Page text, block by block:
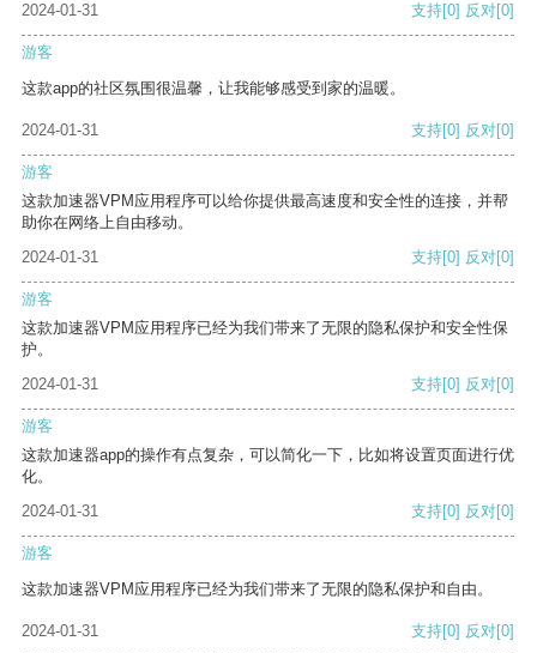
2024-01-31 支持[0] 反对[0]
游客
这款app的社区氛围很温馨，让我能够感受到家的温暖。
2024-01-31 支持[0] 反对[0]
游客
这款加速器VPM应用程序可以给你提供最高速度和安全性的连接，并帮
助你在网络上自由移动。
2024-01-31
支持[0] 反对[0]
游客
这款加速器VPM应用程序已经为我们带来了无限的隐私保护和安全性保
护。
2024-01-31
支持[0] 反对[0]
游客
这款加速器app的操作有点复杂，可以简化一下，比如将设置页面进行优
化。
2024-01-31
支持[0] 反对[0]
游客
这款加速器VPM应用程序已经为我们带来了无限的隐私保护和自由。
2024-01-31 支持[0] 反对[0]